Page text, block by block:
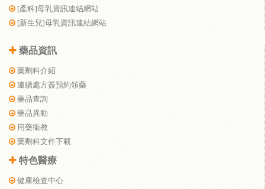
[產科]母乳資訊連結網站
[新生兒]母乳資訊連結網站
藥品資訊
藥劑科介紹
連續處方簽預約領藥
藥品查詢
藥品異動
用藥衛教
藥劑科文件下載
特色醫療
健康檢查中心